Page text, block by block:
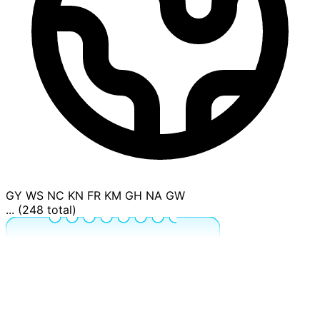
GY WS NC KN FR KM GH NA GW
... (248 total)